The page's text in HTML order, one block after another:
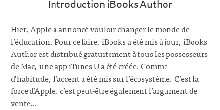
Introduction iBooks Author
Hier, Apple a annoncé vouloir changer le monde de
l’éducation. Pour ce faire, iBooks a été mis à jour, iBooks
Author est distribué gratuitement à tous les possesseurs
de Mac, une app iTunes U a été créée. Comme
d’habitude, l’accent a été mis sur l’écosystème. C’est la
force d’Apple, c’est peut-être également l’argument de
vente…